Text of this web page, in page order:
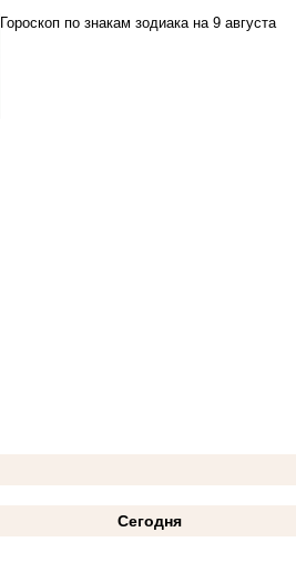
Гороскоп по знакам зодиака на 9 августа
Сегодня